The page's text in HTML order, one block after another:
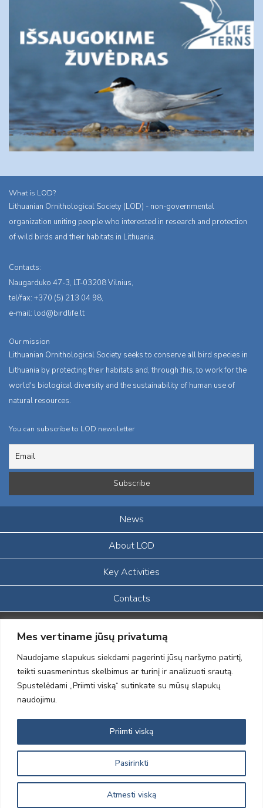
Mes vertiname jūsų privatumą
Naudojame slapukus siekdami pagerinti jūsų naršymo patirtį,
teikti suasmenintus skelbimus ar turinį ir analizuoti srautą.
Spustelėdami „Priimti viską“ sutinkate su mūsų slapukų
naudojimu.
Pasirinkti
Atmesti viską
Priimti viską
What is LOD?
Lithuanian Ornithological Society (LOD) - non-governmental
organization uniting people who interested in research and protection
of wild birds and their habitats in Lithuania.
Contacts:
Naugarduko 47-3, LT-03208 Vilnius,
tel/fax: +370 (5) 213 04 98,
e-mail: lod@birdlife.lt
Our mission
Lithuanian Ornithological Society seeks to conserve all bird species in
Lithuania by protecting their habitats and, through this, to work for the
world's biological diversity and the sustainability of human use of
natural resources.
You can subscribe to LOD newsletter
News
About LOD
Key Activities
Contacts
Portalas sukurtas įgyvendinant Lietuvos Respublikos, Europos
ekonominės erdvės ir Norvegijos finansinių mechanizmų iš dalies
finansuojamą paprojektį
„LOD visuomeninės /gamtosauginės veiklos sustiprinimas ir įvaizdžio
formavimas įtraukiant visuomenę į aplinkosauginių tyrimų veiklą“
(paprojekčio
įgyvendinimo sutarties numeris 2004-LT0008-NVO-1EEE/NOR-02-
LOD. All Rights Reserved. 2009-2014.
Electronic Solutions for Business